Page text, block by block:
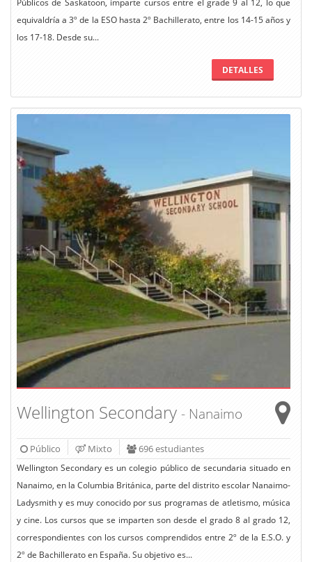
Públicos de Saskatoon, imparte cursos entre el grade 9 al 12, lo que
equivaldría a 3º de la ESO hasta 2º Bachillerato, entre los 14-15 años y
los 17-18. Desde su...
DETALLES
Wellington Secondary - Nanaimo
Público Mixto 696 estudiantes
Wellington Secondary es un colegio público de secundaria situado en
Nanaimo, en la Columbia Británica, parte del distrito escolar Nanaimo-
Ladysmith y es muy conocido por sus programas de atletismo, música
y cine. Los cursos que se imparten son desde el grado 8 al grado 12,
correspondientes con los cursos comprendidos entre 2º de la E.S.O. y
2º de Bachillerato en España. Su objetivo es...